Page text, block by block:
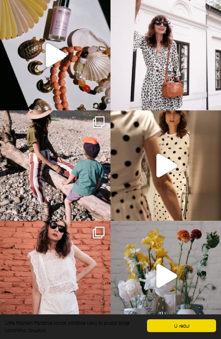
U redu!
Little Fashion Paradise koristi kolačiće kako bi pružio bolje
korisničko iskustvo.